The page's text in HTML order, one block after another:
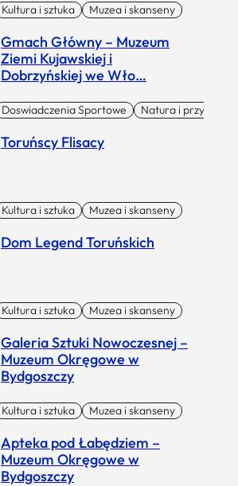
Kultura i sztuka Muzea i skanseny
Gmach Główny – Muzeum
Ziemi Kujawskiej i
Dobrzyńskiej we Wło…
Doswiadczenia Sportowe Natura i przygoda
Toruńscy Flisacy
Kultura i sztuka Muzea i skanseny
Dom Legend Toruńskich
Kultura i sztuka Muzea i skanseny
Galeria Sztuki Nowoczesnej –
Muzeum Okręgowe w
Bydgoszczy
Kultura i sztuka Muzea i skanseny
Apteka pod Łabędziem –
Muzeum Okręgowe w
Bydgoszczy